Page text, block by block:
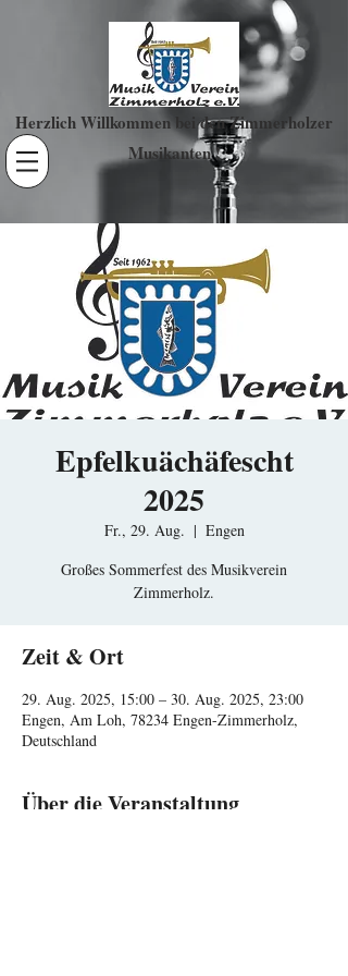
Herzlich Willkommen bei den Zimmerholzer
Musikanten !
Epfelkuächäfescht
2025
Fr., 29. Aug.
  |
Engen
Großes Sommerfest des Musikverein
Zimmerholz.
Zeit & Ort
29. Aug. 2025, 15:00 – 30. Aug. 2025, 23:00
Engen, Am Loh, 78234 Engen-Zimmerholz,
Deutschland
Über die Veranstaltung